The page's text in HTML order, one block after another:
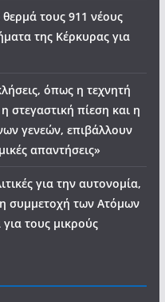
τους 911 νέους
της Κέρκυρας για
όπως η τεχνητή
στεγαστική πίεση και η
γενεών, επιβάλλουν
απαντήσεις»
για την αυτονομία,
συμμετοχή των Ατόμων
τους μικρούς